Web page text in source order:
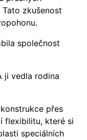
zkušenost
společnost
ji vedla rodina
přes
flexibilitu, které si
speciálních